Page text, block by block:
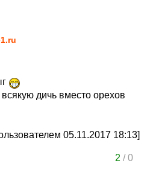
дичь вместо орехов
05.11.2017 18:13]
2 /0